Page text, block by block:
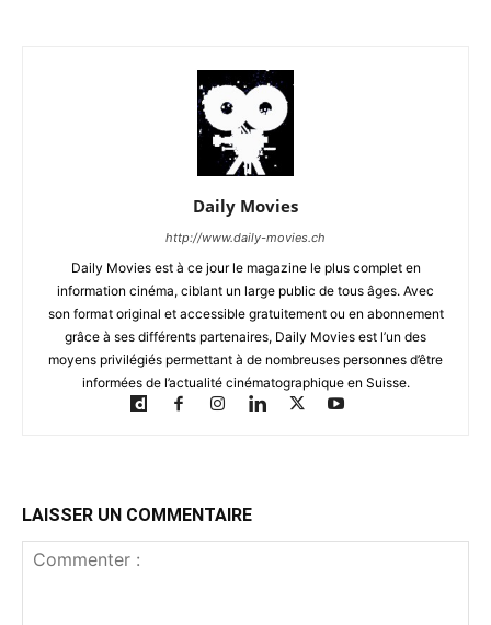
Daily Movies
http://www.daily-movies.ch
Daily Movies est à ce jour le magazine le plus complet en
information cinéma, ciblant un large public de tous âges. Avec
son format original et accessible gratuitement ou en abonnement
grâce à ses différents partenaires, Daily Movies est l’un des
moyens privilégiés permettant à de nombreuses personnes d’être
informées de l’actualité cinématographique en Suisse.
LAISSER UN COMMENTAIRE